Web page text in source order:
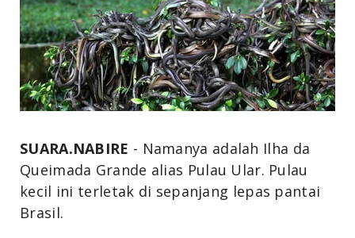
SUARA.NABIRE - Namanya adalah Ilha da
Queimada Grande alias Pulau Ular. Pulau
kecil ini terletak di sepanjang lepas pantai
Brasil.